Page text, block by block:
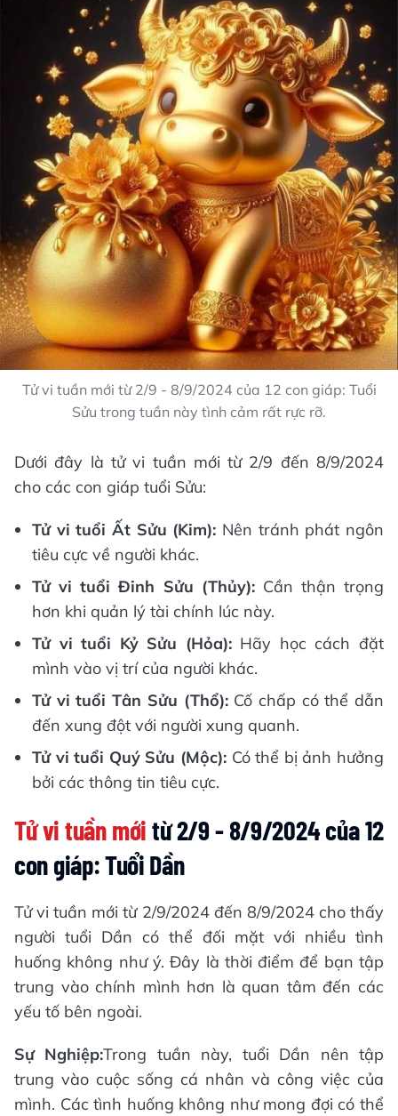
Tử vi tuần mới từ 2/9 - 8/9/2024 của 12 con giáp: Tuổi
Sửu trong tuần này tình cảm rất rực rỡ.
Dưới đây là tử vi tuần mới từ 2/9 đến 8/9/2024
cho các con giáp tuổi Sửu:
Tử vi tuổi Ất Sửu (Kim): Nên tránh phát ngôn
tiêu cực về người khác.
Tử vi tuổi Đinh Sửu (Thủy):Cần thận trọng
hơn khi quản lý tài chính lúc này.
Tử vi tuổi Kỷ Sửu (Hỏa):Hãy học cách đặt
mình vào vị trí của người khác.
Tử vi tuổi Tân Sửu (Thổ):Cố chấp có thể dẫn
đến xung đột với người xung quanh.
Tử vi tuổi Quý Sửu (Mộc): Có thể bị ảnh hưởng
bởi các thông tin tiêu cực.
Tử vi tuần mớitừ 2/9 - 8/9/2024 của 12
con giáp: Tuổi Dần
Tử vi tuần mới từ 2/9/2024 đến 8/9/2024 cho thấy
người tuổi Dần có thể đối mặt với nhiều tình
huống không như ý. Đây là thời điểm để bạn tập
trung vào chính mình hơn là quan tâm đến các
yếu tố bên ngoài.
Sự Nghiệp:Trong tuần này, tuổi Dần nên tập
trung vào cuộc sống cá nhân và công việc của
mình. Các tình huống không như mong đợi có thể